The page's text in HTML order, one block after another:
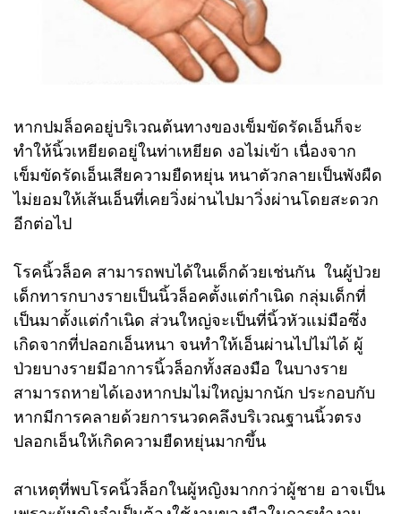
หากปมล็อคอยู่บริเวณต้นทางของเข็มขัดรัดเอ็นก็จะ
ทำให้นิ้วเหยียดอยู่ในท่าเหยียด งอไม่เข้า เนื่องจาก
เข็มขัดรัดเอ็นเสียความยืดหยุ่น หนาตัวกลายเป็นพังผืด
ไม่ยอมให้เส้นเอ็นที่เคยวิ่งผ่านไปมาวิ่งผ่านโดยสะดวก
อีกต่อไป
โรคนิ้วล็อค สามารถพบได้ในเด็กด้วยเช่นกัน ในผู้ป่วย
เด็กทารกบางรายเป็นนิ้วล็อคตั้งแต่กำเนิด กลุ่มเด็กที่
เป็นมาตั้งแต่กำเนิด ส่วนใหญ่จะเป็นที่นิ้วหัวแม่มือซึ่ง
เกิดจากที่ปลอกเอ็นหนา จนทำให้เอ็นผ่านไปไม่ได้ ผู้
ป่วยบางรายมีอาการนิ้วล็อกทั้งสองมือ ในบางราย
สามารถหายได้เองหากปมไม่ใหญ่มากนัก ประกอบกับ
หากมีการคลายด้วยการนวดคลึงบริเวณฐานนิ้วตรง
ปลอกเอ็นให้เกิดความยืดหยุ่นมากขึ้น
สาเหตุที่พบโรคนิ้วล็อกในผู้หญิงมากกว่าผู้ชาย อาจเป็น